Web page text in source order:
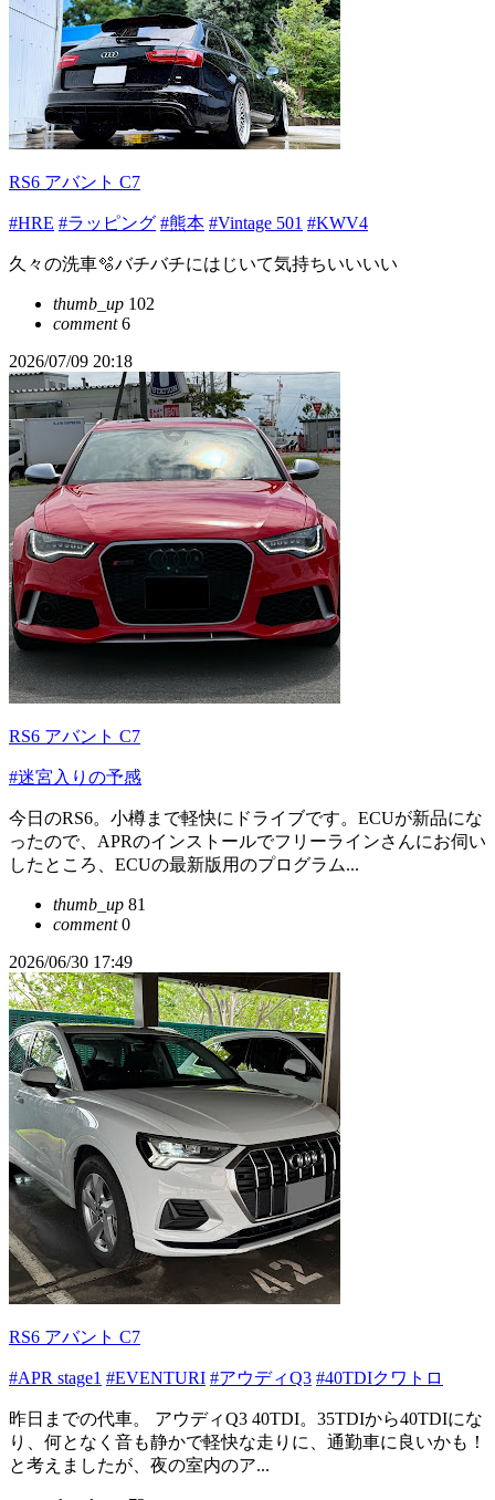
RS6 アバント C7
#HRE #ラッピング #熊本 #Vintage 501 #KWV4
久々の洗車🫧バチバチにはじいて気持ちいいいい
thumb_up 102
comment6
2026/07/09 20:18
RS6 アバント C7
#迷宮入りの予感
今日のRS6。小樽まで軽快にドライブです。ECUが新品にな
ったので、APRのインストールでフリーラインさんにお伺い
したところ、ECUの最新版用のプログラム...
thumb_up 81
comment0
2026/06/30 17:49
RS6 アバント C7
#APR stage1 #EVENTURI #アウディQ3 #40TDIクワトロ
昨日までの代車。 アウディQ3 40TDI。35TDIから40TDIにな
り、何となく音も静かで軽快な走りに、通勤車に良いかも！
と考えましたが、夜の室内のア...